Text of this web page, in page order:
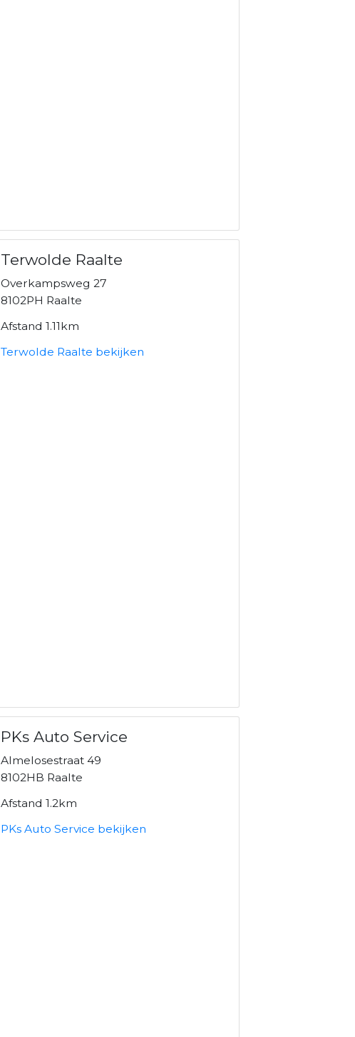
Terwolde Raalte
Overkampsweg 27
8102PH Raalte
Afstand 1.11km
Terwolde Raalte bekijken
PKs Auto Service
Almelosestraat 49
8102HB Raalte
Afstand 1.2km
PKs Auto Service bekijken